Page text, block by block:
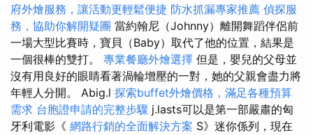
府外燴服務，讓活動更輕鬆便捷 防水抓漏專家推薦 偵探服
務，協助你解開疑團 當約翰尼（Johnny）離開舞蹈伴侶前
一場大型比賽時，寶貝（Baby）取代了他的位置，結果是
一個很棒的雙打。 專業餐廳外燴選擇 但是，嬰兒的父母並
沒有用良好的眼睛看著渦輪增壓的一對，她的父親會盡力將
年輕人分開。 Abig.l 探索buffet外燴價格，滿足各種預算
需求 台胞證申請的完整步驟 j.lasts可以是第一部嚴肅的匈
牙利電影《 網路行銷的全面解決方案 S》迷你係列，現在